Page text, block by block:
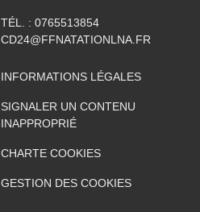
TÉL. : 0765513854
CD24@FFNATATIONLNA.FR
INFORMATIONS LÉGALES
SIGNALER UN CONTENU
INAPPROPRIÉ
CHARTE COOKIES
GESTION DES COOKIES